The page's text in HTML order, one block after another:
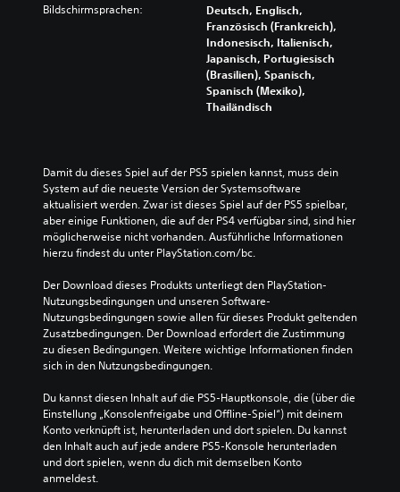
Bildschirmsprachen:
Deutsch, Englisch,
Französisch (Frankreich),
Indonesisch, Italienisch,
Japanisch, Portugiesisch
(Brasilien), Spanisch,
Spanisch (Mexiko),
Thailändisch
Damit du dieses Spiel auf der PS5 spielen kannst, muss dein
System auf die neueste Version der Systemsoftware
aktualisiert werden. Zwar ist dieses Spiel auf der PS5 spielbar,
aber einige Funktionen, die auf der PS4 verfügbar sind, sind hier
möglicherweise nicht vorhanden. Ausführliche Informationen
hierzu findest du unter PlayStation.com/bc.
Der Download dieses Produkts unterliegt den PlayStation-
Nutzungsbedingungen und unseren Software-
Nutzungsbedingungen sowie allen für dieses Produkt geltenden
Zusatzbedingungen. Der Download erfordert die Zustimmung
zu diesen Bedingungen. Weitere wichtige Informationen finden
sich in den Nutzungsbedingungen.
Du kannst diesen Inhalt auf die PS5-Hauptkonsole, die (über die
Einstellung „Konsolenfreigabe und Offline-Spiel“) mit deinem
Konto verknüpft ist, herunterladen und dort spielen. Du kannst
den Inhalt auch auf jede andere PS5-Konsole herunterladen
und dort spielen, wenn du dich mit demselben Konto
anmeldest.